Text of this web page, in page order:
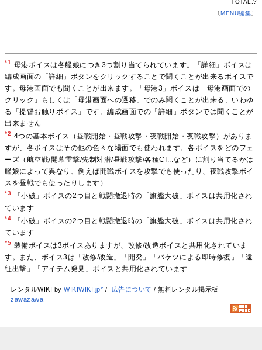
TOTAL.?
〔MENU編集〕
*1
母港ボイスは各艦娘につき3つ割り当てられています。「詳細」ボイスは
編成画面の「詳細」ボタンをクリックすることで聞くことが出来るボイスで
す。母港画面でも聞くことが出来ます。「母港3」ボイスは「母港画面での
クリック」もしくは「母港画面への遷移」でのみ聞くことが出来る、いわゆ
る「提督お触りボイス」です。編成画面での「詳細」ボタンでは聞くことが
出来ません
*2 4つの基本ボイス（昼戦開始・昼戦攻撃・夜戦開始・夜戦攻撃）がありま
すが、各ボイスはその他の色々な場面でも使われます。各ボイスをどのフェ
ーズ（航空戦/開幕雷撃/先制対潜/昼戦攻撃/各種CI...など）に割り当てるかは
艦娘によって異なり、例えば開戦ボイスを攻撃でも使ったり、夜戦攻撃ボイ
スを昼戦でも使ったりします）
*3
「小破」ボイスの2つ目と戦闘撤退時の「旗艦大破」ボイスは共用化され
ています
*4
「小破」ボイスの2つ目と戦闘撤退時の「旗艦大破」ボイスは共用化され
ています
*5 装備ボイスは3ボイスありますが、改修/改造ボイスと共用化されていま
す。また、ボイス3は「改修/改造」「開発」「バケツによる即時修復」「遠
征出撃」「アイテム発見」ボイスと共用化されています
レンタルWIKI byWIKIWIKI.jp* / 広告について / 無料レンタル掲示板
zawazawa